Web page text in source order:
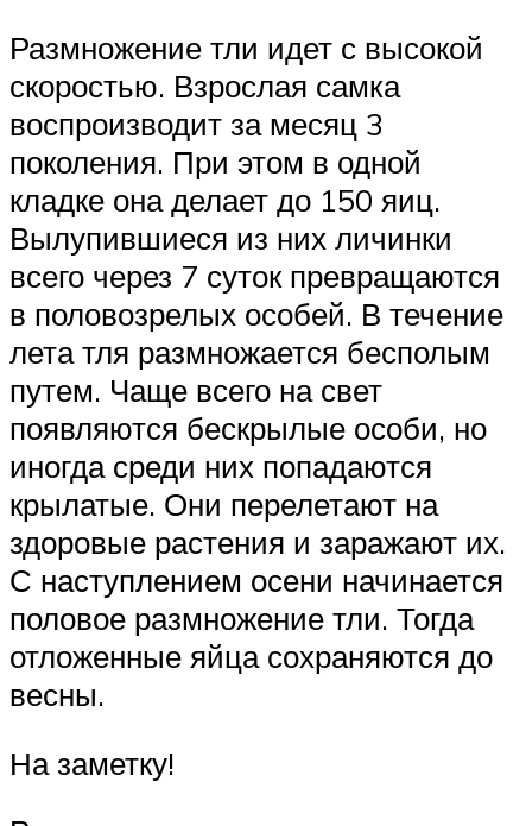
Размножение тли идет с высокой
скоростью. Взрослая самка
воспроизводит за месяц 3
поколения. При этом в одной
кладке она делает до 150 яиц.
Вылупившиеся из них личинки
всего через 7 суток превращаются
в половозрелых особей. В течение
лета тля размножается бесполым
путем. Чаще всего на свет
появляются бескрылые особи, но
иногда среди них попадаются
крылатые. Они перелетают на
здоровые растения и заражают их.
С наступлением осени начинается
половое размножение тли. Тогда
отложенные яйца сохраняются до
весны.
На заметку!